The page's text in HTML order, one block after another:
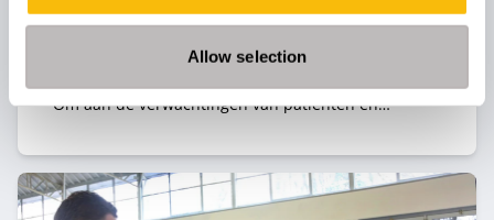
Allow selection
Locatie:
Om aan de verwachtingen van patiënten en